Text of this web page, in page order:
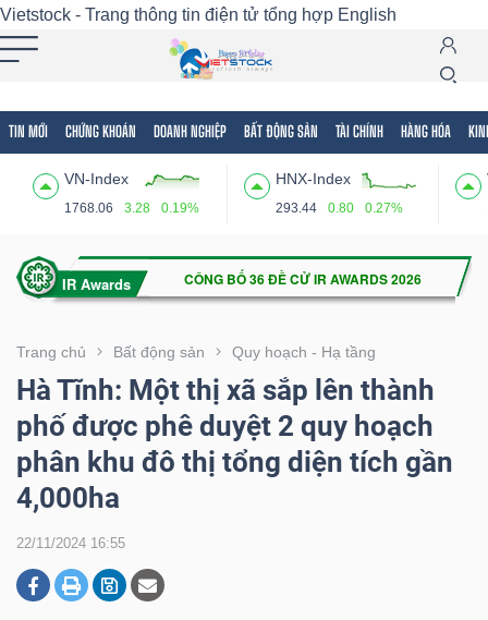
Vietstock - Trang thông tin điện tử tổng hợp English
TIN MỚI CHỨNG KHOÁN DOANH NGHIỆP BẤT ĐỘNG SẢN TÀI CHÍNH HÀNG HÓA
VN-Index
1768.06 3.28 0.19%
HNX-Index
293.44 0.80 0.27%
Trang chủ Bất động sản Quy hoạch - Hạ tầng
Hà Tĩnh: Một thị xã sắp lên thành
phố được phê duyệt 2 quy hoạch
phân khu đô thị tổng diện tích gần
4,000ha
22/11/2024 16:55
Tất cả Tính năng Ngành Mã chứng khoán
Tính
(-)
VIETSTOCK
CHỨNG
KHOÁN
NGHIỆP